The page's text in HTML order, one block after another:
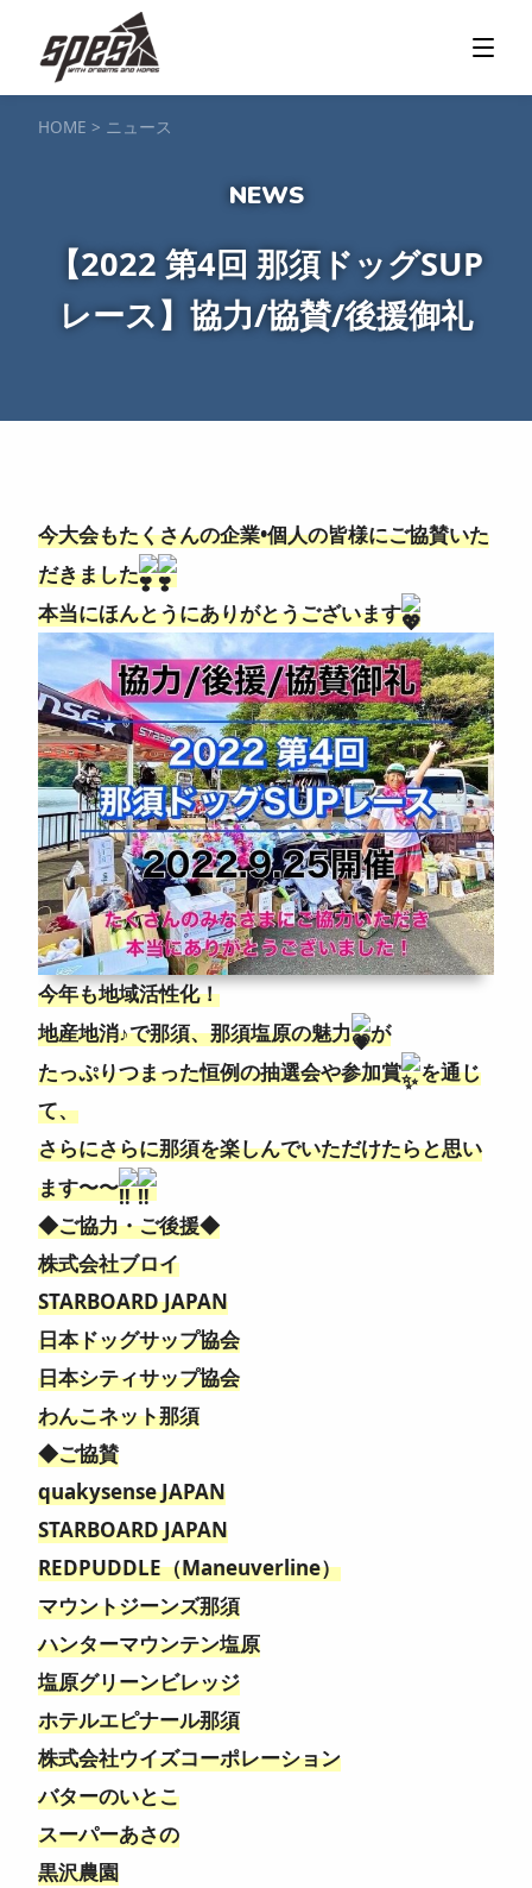
那須矢の目ダム湖
ツアー＆料金プラン
フォト＆ムービー
塩原渓谷 カヌー / 遊覧サップ
スノーボードスクール
一般レッスン／キッズ＆ジュニアレッスンプライベートレッスン
ジュニア育成特別レッスン「Jクラブ」Spesハンターマニア
ニュース
よくある質問
スタッフ紹介
HOME > ニュース
【2022 第4回 那須ドッグSUP
レース】協力/協賛/後援御礼
今大会もたくさんの企業•個人の皆様にご協賛いた
だきました
本当にほんとうにありがとうございます
今年も地域活性化！
地産地消♪で那須、那須塩原の魅力
が
たっぷりつまった恒例の抽選会や参加賞
を通じ
て、
さらにさらに那須を楽しんでいただけたらと思い
ます〜〜
◆ご協力・ご後援◆
株式会社ブロイ
STARBOARD JAPAN
日本ドッグサップ協会
日本シティサップ協会
わんこネット那須
◆ご協賛
quakysense JAPAN
STARBOARD JAPAN
REDPUDDLE（Maneuverline）
マウントジーンズ那須
ハンターマウンテン塩原
塩原グリーンビレッジ
ホテルエピナール那須
株式会社ウイズコーポレーション
バターのいとこ
スーパーあさの
黒沢農園